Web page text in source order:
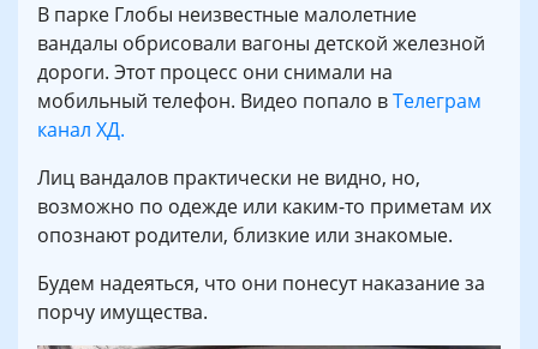
В парке Глобы неизвестные малолетние
вандалы обрисовали вагоны детской железной
дороги. Этот процесс они снимали на
мобильный телефон. Видео попало вТелеграм
канал ХД.
Лиц вандалов практически не видно, но,
возможно по одежде или каким-то приметам их
опознают родители, близкие или знакомые.
Будем надеяться, что они понесут наказание за
порчу имущества.